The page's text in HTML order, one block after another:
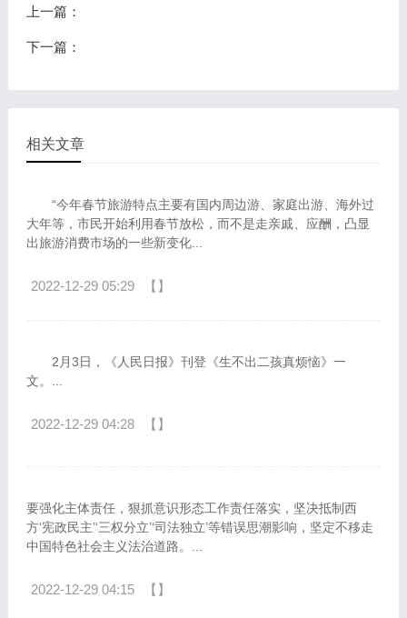
上一篇：
下一篇：
相关文章
“今年春节旅游特点主要有国内周边游、家庭出游、海外过
大年等，市民开始利用春节放松，而不是走亲戚、应酬，凸显
出旅游消费市场的一些新变化...
2022-12-29 05:29 【】
2月3日，《人民日报》刊登《生不出二孩真烦恼》一
文。...
2022-12-29 04:28 【】
要强化主体责任，狠抓意识形态工作责任落实，坚决抵制西
方‘宪政民主’‘三权分立’‘司法独立’等错误思潮影响，坚定不移走
中国特色社会主义法治道路。...
2022-12-29 04:15 【】